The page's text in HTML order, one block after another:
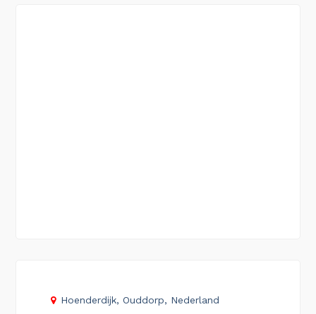
Hoenderdijk, Ouddorp, Nederland